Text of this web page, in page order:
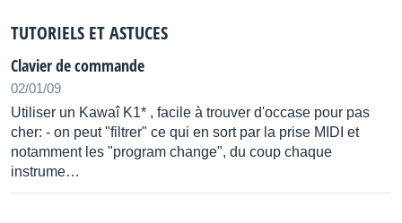
mixage réglable et modulable (LFO, enveloppe)
modulateur en anneau
VCF multimode 12 dB / octave :
passe haut, passe bas, passe bande, "passe tout".
fréquence de coupure modulable (enveloppe ou LFOs)
TUTORIELS ET ASTUCES
Clavier de commande
02/01/09
Utiliser un Kawaî K1* , facile à trouver d'occase pour pas
cher: - on peut "filtrer" ce qui en sort par la prise MIDI et
notamment les "program change", du coup chaque
instrume…